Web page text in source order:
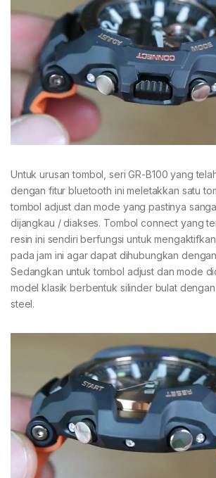
Untuk urusan tombol, seri GR-B100 yang
dengan fitur bluetooth ini meletakkan satu
tombol adjust dan mode yang pastinya
dijangkau / diakses. Tombol connect yang
resin ini sendiri berfungsi untuk
pada jam ini agar dapat dihubungkan
Sedangkan untuk tombol adjust dan mode
model klasik berbentuk silinder bulat
steel.